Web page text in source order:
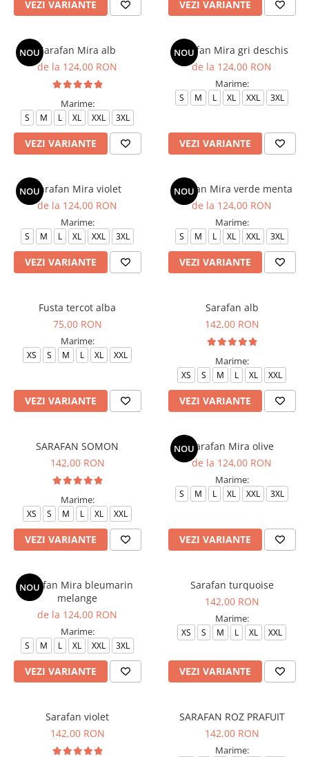
VEZI VARIANTE VEZI VARIANTE
NOUSarafan Mira alb
de la 124,00 RON
Marime:
S M L XL XXL 3XL
VEZI VARIANTE
NOU
Sarafan Mira gri deschis
de la 124,00 RON
Marime:
S M L XL XXL 3XL
VEZI VARIANTE
NOUSarafan Mira violet
de la 124,00 RON
Marime:
S M L XL XXL 3XL
VEZI VARIANTE
NOU
Sarafan Mira verde menta
de la 124,00 RON
Marime:
S M L XL XXL 3XL
VEZI VARIANTE
Fusta tercot alba
75,00 RON
Marime:
XS S M L XL XXL
VEZI VARIANTE
Sarafan alb
142,00 RON
Marime:
XS S M L XL XXL
VEZI VARIANTE
SARAFAN SOMON
142,00 RON
Marime:
XS S M L XL XXL
VEZI VARIANTE
NOUSarafan Mira olive
de la 124,00 RON
Marime:
S M L XL XXL 3XL
VEZI VARIANTE
NOU
Sarafan Mira bleumarin
melange
de la 124,00 RON
Marime:
S M L XL XXL 3XL
VEZI VARIANTE
Sarafan turquoise
142,00 RON
Marime:
XS S M L XL XXL
VEZI VARIANTE
Sarafan violet
142,00 RON
SARAFAN ROZ PRAFUIT
142,00 RON
Marime: